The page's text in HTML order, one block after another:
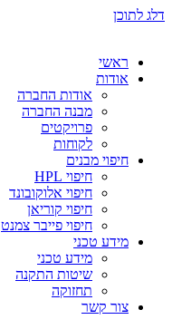
דלג לתוכן
ראשי
אודות
אודות החברה
מבנה החברה
פרויקטים
לקוחות
חיפוי מבנים
חיפוי HPL
חיפוי אלוקובונד
חיפוי קוריאן
חיפוי פייבר צמנט
מידע טכני
מידע טכני
שיטות התקנה
תחזוקה
צור קשר